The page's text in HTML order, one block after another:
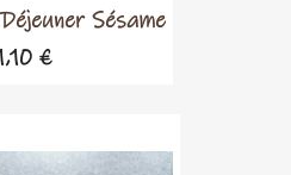
Sésame
€